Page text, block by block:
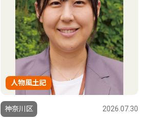
人物風土記
神奈川区 2026.07.30